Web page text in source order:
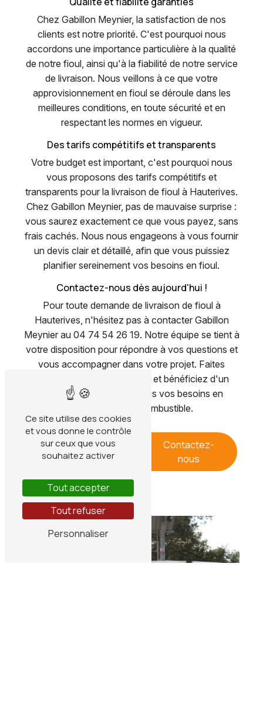
Chez Gabillon Meynier, la satisfaction de nos
clients est notre priorité. C'est pourquoi nous
accordons une importance particulière à la qualité
de notre fioul, ainsi qu'à la fiabilité de notre service
de livraison. Nous veillons à ce que votre
approvisionnement en fioul se déroule dans les
meilleures conditions, en toute sécurité et en
respectant les normes en vigueur.
Des tarifs compétitifs et transparents
Votre budget est important, c'est pourquoi nous
vous proposons des tarifs compétitifs et
transparents pour la livraison de fioul à Hauterives.
Chez Gabillon Meynier, pas de mauvaise surprise :
vous saurez exactement ce que vous payez, sans
frais cachés. Nous nous engageons à vous fournir
un devis clair et détaillé, afin que vous puissiez
planifier sereinement vos besoins en fioul.
Contactez-nous dès aujourd'hui !
Pour toute demande de livraison de fioul à
Hauterives, n'hésitez pas à contacter Gabillon
Meynier au 04 74 54 26 19. Notre équipe se tient à
votre disposition pour répondre à vos questions et
vous accompagner dans votre projet. Faites
confiance à notre expertise et bénéficiez d'un
service de qualité pour tous vos besoins en
chauffage et en combustible.
En savoir
plus
Contactez-
nous
Ce site utilise des cookies
et vous donne le contrôle
sur ceux que vous
souhaitez activer
Tout accepter
Tout refuser
Personnaliser